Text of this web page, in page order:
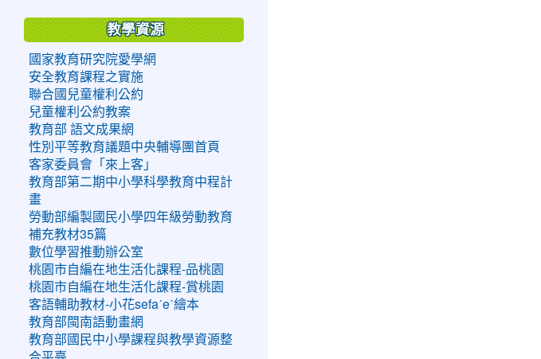
教學資源
國家教育研究院愛學網
安全教育課程之實施
聯合國兒童權利公約
兒童權利公約教案
教育部 語文成果網
性別平等教育議題中央輔導團首頁
客家委員會「來上客」
教育部第二期中小學科學教育中程計
畫
勞動部編製國民小學四年級勞動教育
補充教材35篇
數位學習推動辦公室
桃園市自編在地生活化課程-品桃園
桃園市自編在地生活化課程-賞桃園
客語輔助教材-小花sefaˊeˋ繪本
教育部閩南語動畫網
教育部國民中小學課程與教學資源整